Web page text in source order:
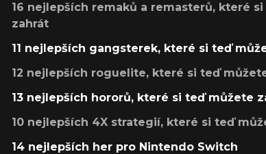
16 nejlepších remaků a remasterů, které
zahrát
11 nejlepších gangsterek, které si teď
12 nejlepších roguelite, které si teď
13 nejlepších hororů, které si teď můžete
10 nejlepších 4X strategií, které si teď
14 nejlepších her pro Nintendo Switch